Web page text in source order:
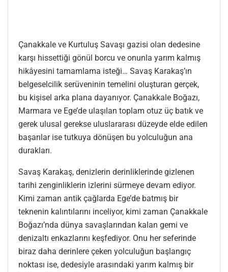
Çanakkale ve Kurtuluş Savaşı gazisi olan dedesine
karşı hissettiği gönül borcu ve onunla yarım kalmış
hikâyesini tamamlama isteği… Savaş Karakaş’ın
belgeselcilik serüveninin temelini oluşturan gerçek,
bu kişisel arka plana dayanıyor. Çanakkale Boğazı,
Marmara ve Ege’de ulaşılan toplam otuz üç batık ve
gerek ulusal gerekse uluslararası düzeyde elde edilen
başarılar ise tutkuya dönüşen bu yolculuğun ana
durakları.
Savaş Karakaş, denizlerin derinliklerinde gizlenen
tarihi zenginliklerin izlerini sürmeye devam ediyor.
Kimi zaman antik çağlarda Ege’de batmış bir
teknenin kalıntılarını inceliyor, kimi zaman Çanakkale
Boğazı’nda dünya savaşlarından kalan gemi ve
denizaltı enkazlarını keşfediyor. Onu her seferinde
biraz daha derinlere çeken yolculuğun başlangıç
noktası ise, dedesiyle arasındaki yarım kalmış bir